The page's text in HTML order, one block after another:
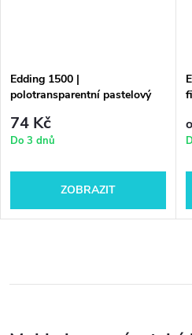
Edding 1500 |
polotransparentní pastelový
74 Kč
Do 3 dnů
ZOBRAZIT